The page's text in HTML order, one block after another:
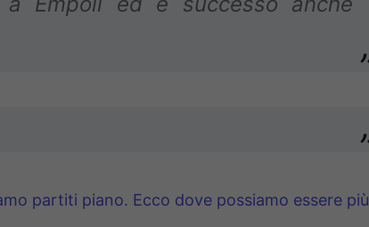
partiti piano. Ecco dove possiamo essere più